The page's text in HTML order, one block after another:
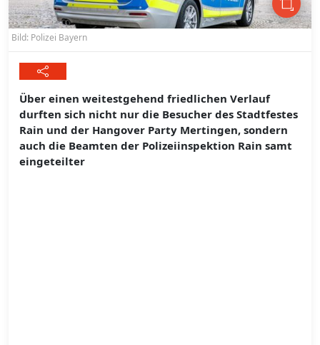
Bild: Polizei Bayern
Über einen weitestgehend friedlichen Verlauf
durften sich nicht nur die Besucher des Stadtfestes
Rain und der Hangover Party Mertingen, sondern
auch die Beamten der Polizeiinspektion Rain samt
eingeteilter